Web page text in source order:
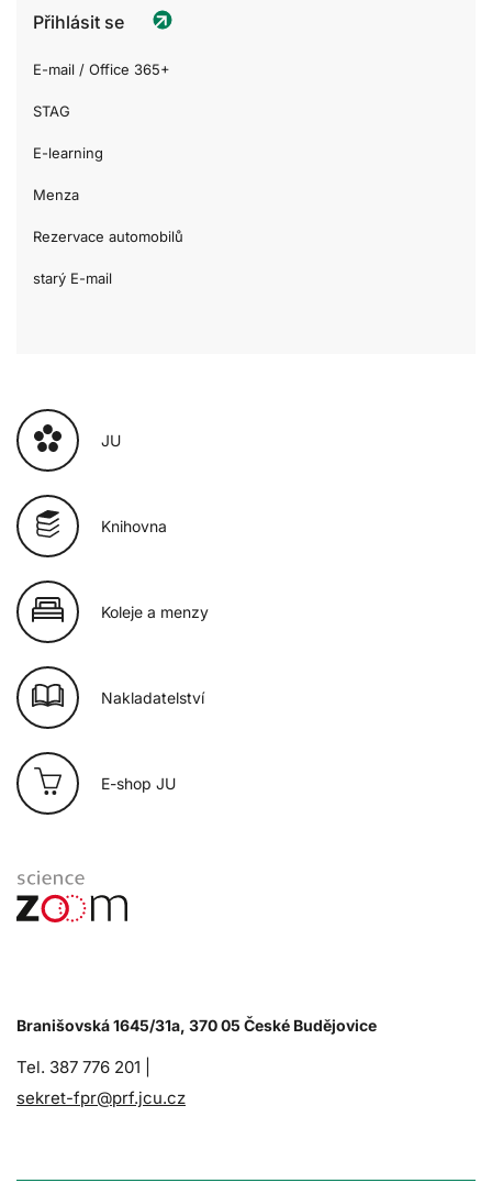
Přihlásit se
E-mail / Office 365+
STAG
E-learning
Menza
Rezervace automobilů
starý E-mail
JU
Knihovna
Koleje a menzy
Nakladatelství
E-shop JU
Branišovská 1645/31a, 370 05 České Budějovice
Tel. 387 776 201 |
sekret-fpr@prf.jcu.cz